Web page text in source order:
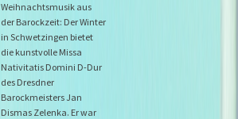
Weihnachtsmusik aus
der Barockzeit: Der Winter
in Schwetzingen bietet
die kunstvolle Missa
Nativitatis Domini D-Dur
des Dresdner
Barockmeisters Jan
Dismas Zelenka. Er war